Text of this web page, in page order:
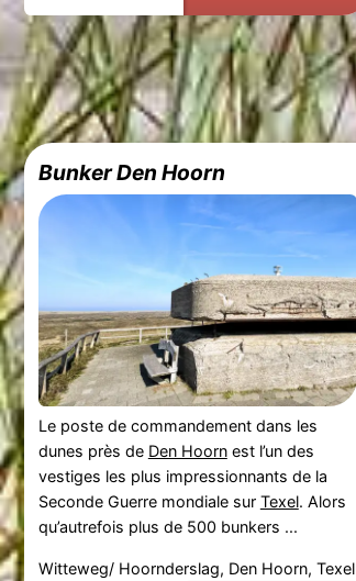
Bunker Den Hoorn
Le poste de commandement dans les
dunes près de Den Hoornest l’un des
vestiges les plus impressionnants de la
Seconde Guerre mondiale sur Texel. Alors
qu’autrefois plus de 500 bunkers ...
Witteweg/ Hoornderslag, Den Hoorn, Texel